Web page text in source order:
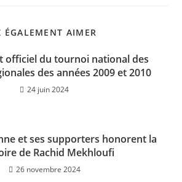
ÉGALEMENT AIMER
officiel du tournoi national des
des années 2009 et 2010
24 juin 2024
et ses supporters honorent la
de Rachid Mekhloufi
26 novembre 2024